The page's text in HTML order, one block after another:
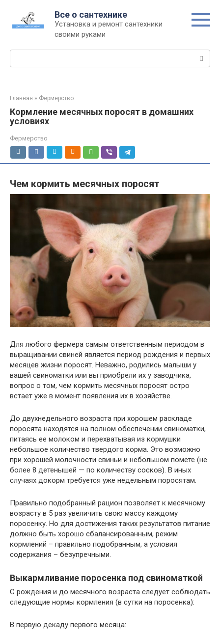
контенту
Все о сантехнике
Установка и ремонт сантехники
своими руками
Главная » Фермерство
Кормление месячных поросят в домашних
условиях
Фермерство
Чем кормить месячных поросят
Для любого фермера самым ответственным периодом в
выращивании свиней является период рождения и первых
месяцев жизни поросят. Неважно, родились малыши у
вашей свиноматки или вы приобрели их у заводчика,
вопрос о том, чем кормить месячных поросят остро
встает уже в момент появления их в хозяйстве.
До двухнедельного возраста при хорошем раскладе
поросята находятся на полном обеспечении свиноматки,
питаясь ее молоком и перехватывая из кормушки
небольшое количество твердого корма. Это возможно
при хорошей молочности свиньи и небольшом помете (не
более 8 детенышей — по количеству сосков). В иных
случаях докорм требуется уже недельным поросятам.
Правильно подобранный рацион позволяет к месячному
возрасту в 5 раз увеличить свою массу каждому
поросенку. Но для достижения таких результатов питание
должно быть хорошо сбалансированным, режим
кормлений – правильно подобранным, а условия
содержания – безупречными.
Выкармливание поросенка под свиноматкой
С рождения и до месячного возраста следует соблюдать
следующие нормы кормления (в сутки на поросенка):
В первую декаду первого месяца: